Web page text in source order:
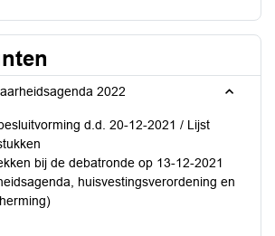
2022
d.d. 20-12-2021 / Lijst
bij de debatronde op 13-12-2021
huisvestingsverordening en